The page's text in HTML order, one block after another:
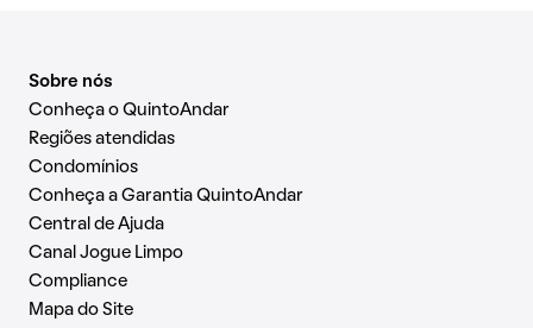
Sobre nós
Conheça o QuintoAndar
Regiões atendidas
Condomínios
Conheça a Garantia QuintoAndar
Central de Ajuda
Canal Jogue Limpo
Compliance
Mapa do Site